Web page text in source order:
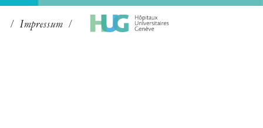
Impressum